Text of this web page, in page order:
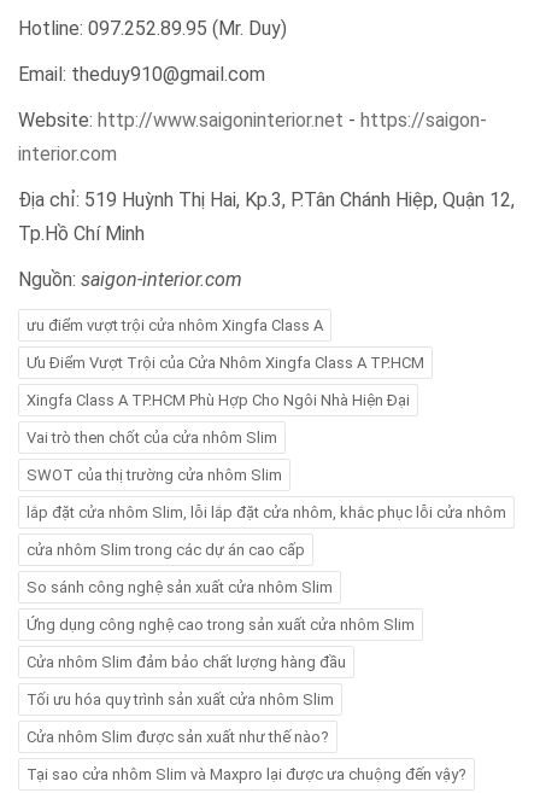
Hotline: 097.252.89.95 (Mr. Duy)
Email: theduy910@gmail.com
Website: http://www.saigoninterior.net - https://saigon-
interior.com
Địa chỉ: 519 Huỳnh Thị Hai, Kp.3, P.Tân Chánh Hiệp, Quận 12,
Tp.Hồ Chí Minh
Nguồn: saigon-interior.com
ưu điểm vượt trội cửa nhôm Xingfa Class A
Ưu Điểm Vượt Trội của Cửa Nhôm Xingfa Class A TP.HCM
Xingfa Class A TP.HCM Phù Hợp Cho Ngôi Nhà Hiện Đại
Vai trò then chốt của cửa nhôm Slim
SWOT của thị trường cửa nhôm Slim
lắp đặt cửa nhôm Slim, lỗi lắp đặt cửa nhôm, khắc phục lỗi cửa nhôm
cửa nhôm Slim trong các dự án cao cấp
So sánh công nghệ sản xuất cửa nhôm Slim
Ứng dụng công nghệ cao trong sản xuất cửa nhôm Slim
Cửa nhôm Slim đảm bảo chất lượng hàng đầu
Tối ưu hóa quy trình sản xuất cửa nhôm Slim
Cửa nhôm Slim được sản xuất như thế nào?
Tại sao cửa nhôm Slim và Maxpro lại được ưa chuộng đến vậy?